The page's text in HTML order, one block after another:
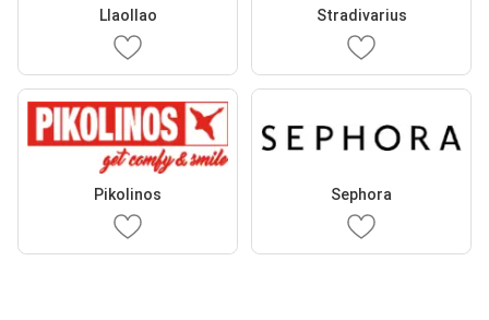
Llaollao Stradivarius
Pikolinos Sephora